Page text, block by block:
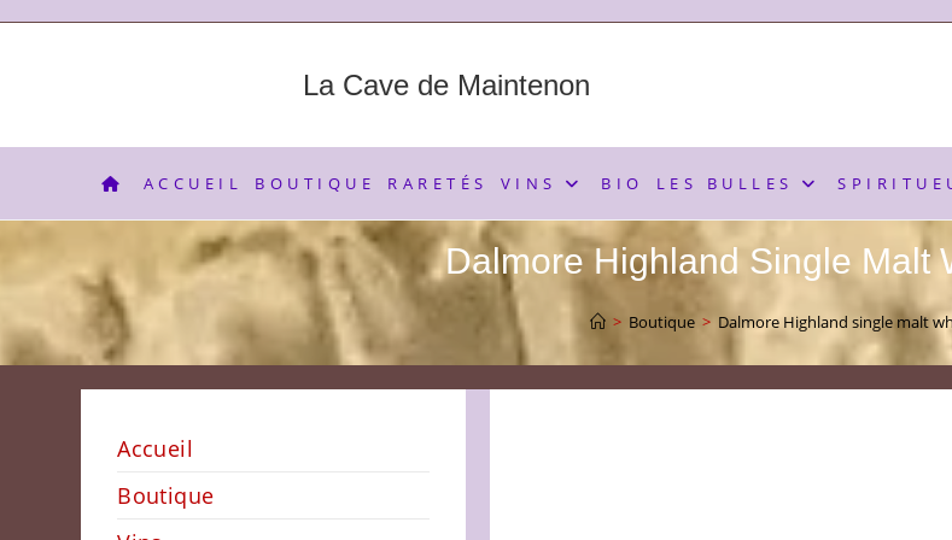
La Cave de Maintenon
ACCUEIL BOUTIQUE RARETÉS VINS BIO LES BULLES
Dalmore Highland Single Malt
> Boutique > Dalmore Highland single malt
Accueil
Boutique